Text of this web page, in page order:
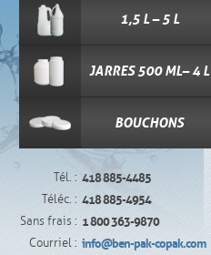
1,5 L – 5 L
JARRES 500 ML– 4 L
BOUCHONS
Tél. : 418 885-4485
Téléc. : 418 885-4954
Sans frais : 1 800 363-9870
Courriel : info@ben-pak-copak.com